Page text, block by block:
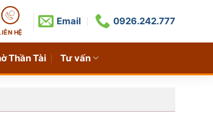
HỆ
Email 0926.242.777
Thần Tài Tư vấn